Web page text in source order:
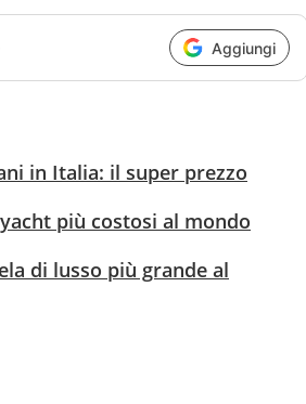
Aggiungi
in Italia: il super prezzo
più costosi al mondo
di lusso più grande al